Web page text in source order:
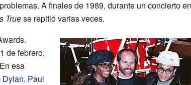
A finales de 1989, durante un concierto en
Truese repitió varias veces.
de febrero,
esa
Dylan, Paul